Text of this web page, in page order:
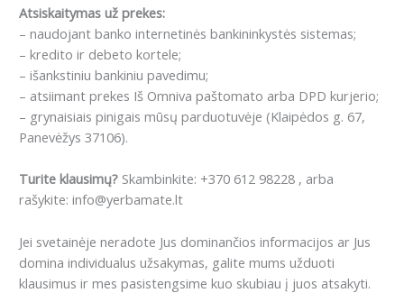
Atsiskaitymas už prekes:
– naudojant banko internetinės bankininkystės sistemas;
– kredito ir debeto kortele;
– išankstiniu bankiniu pavedimu;
– atsiimant prekes Iš Omniva paštomato arba DPD kurjerio;
– grynaisiais pinigais mūsų parduotuvėje (Klaipėdos g. 67,
Panevėžys 37106).
Turite klausimų? Skambinkite: +370 612 98228 , arba
rašykite: info@yerbamate.lt
Jei svetainėje neradote Jus dominančios informacijos ar Jus
domina individualus užsakymas, galite mums užduoti
klausimus ir mes pasistengsime kuo skubiau į juos atsakyti.